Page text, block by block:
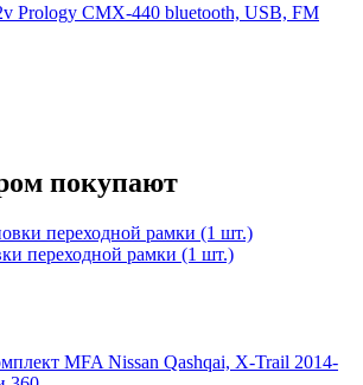
Prology CMX-440 bluetooth, USB, FM
покупают
переходной рамки (1 шт.)